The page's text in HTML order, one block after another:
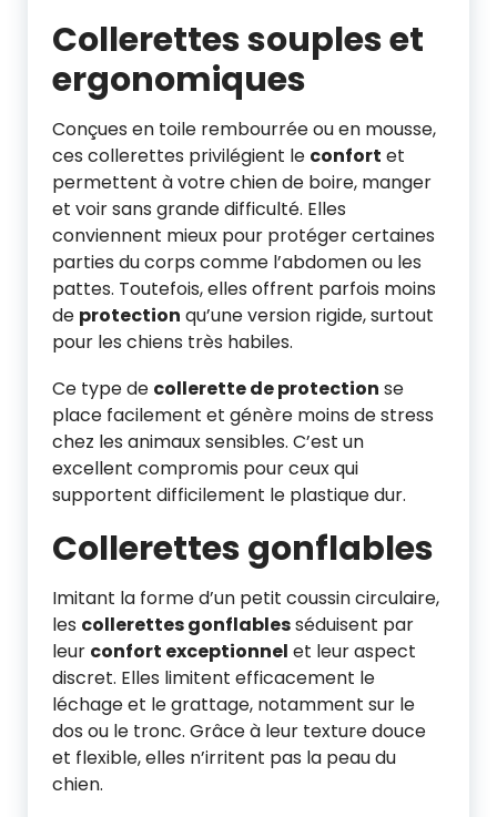
Collerettes souples et
ergonomiques
Conçues en toile rembourrée ou en mousse,
ces collerettes privilégient le confort et
permettent à votre chien de boire, manger
et voir sans grande difficulté. Elles
conviennent mieux pour protéger certaines
parties du corps comme l’abdomen ou les
pattes. Toutefois, elles offrent parfois moins
de protection qu’une version rigide, surtout
pour les chiens très habiles.
Ce type de collerette de protection se
place facilement et génère moins de stress
chez les animaux sensibles. C’est un
excellent compromis pour ceux qui
supportent difficilement le plastique dur.
Collerettes gonflables
Imitant la forme d’un petit coussin circulaire,
les collerettes gonflablesséduisent par
leur confort exceptionnel et leur aspect
discret. Elles limitent efficacement le
léchage et le grattage, notamment sur le
dos ou le tronc. Grâce à leur texture douce
et flexible, elles n’irritent pas la peau du
chien.